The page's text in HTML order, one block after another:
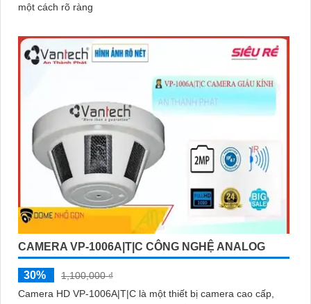
một cách rõ ràng
CAMERA VP-1006A|T|C CÔNG NGHỆ ANALOG
30%
1,100,000 ₫
Camera HD VP-1006A|T|C là một thiết bị camera cao cấp,